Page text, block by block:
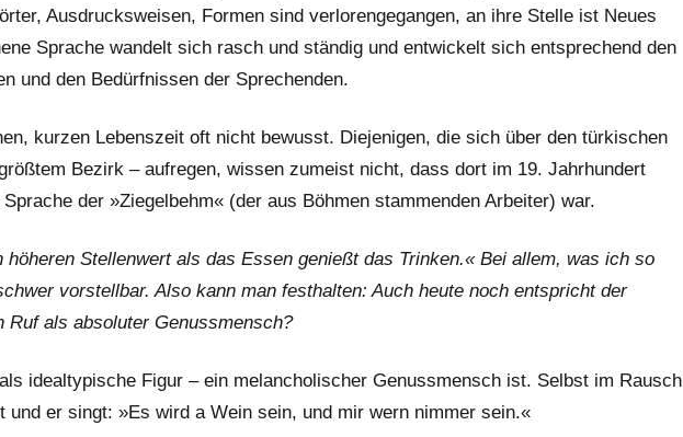
Ausdrucksweisen, Formen sind verlorengegangen, an ihre Stelle ist Neues
Sprache wandelt sich rasch und ständig und entwickelt sich entsprechend den
und den Bedürfnissen der Sprechenden.
kurzen Lebenszeit oft nicht bewusst. Diejenigen, die sich über den türkischen
Bezirk – aufregen, wissen zumeist nicht, dass dort im 19. Jahrhundert
der »Ziegelbehm« (der aus Böhmen stammenden Arbeiter) war.
Stellenwert als das Essen genießt das Trinken.« Bei allem, was ich so
vorstellbar. Also kann man festhalten: Auch heute noch entspricht der
Ruf als absoluter Genussmensch?
idealtypische Figur – ein melancholischer Genussmensch ist. Selbst im Rausch
und er singt: »Es wird a Wein sein, und mir wern nimmer sein.«